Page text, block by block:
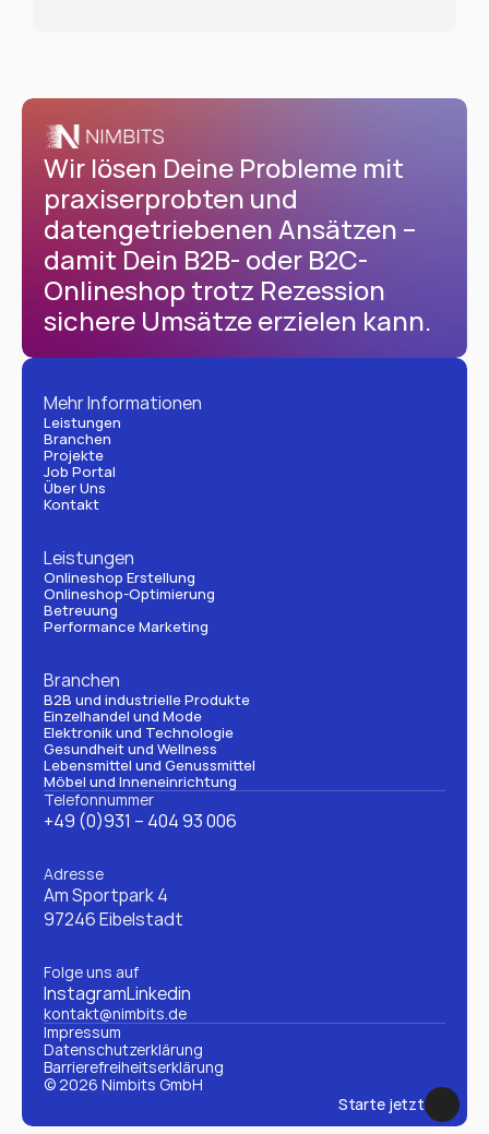
Starte jetzt
Wir lösen Deine Probleme mit
praxiserprobten und
datengetriebenen Ansätzen –
damit Dein B2B- oder B2C-
Onlineshop trotz Rezession
sichere Umsätze erzielen kann.
Mehr Informationen
Leistungen
Branchen
Projekte
Job Portal
Über Uns
Kontakt
Leistungen
Onlineshop Erstellung
Onlineshop-Optimierung
Betreuung
Performance Marketing
Branchen
B2B und industrielle Produkte
Einzelhandel und Mode
Elektronik und Technologie
Gesundheit und Wellness
Lebensmittel und Genussmittel
Möbel und Inneneinrichtung
kontakt@nimbits.de
Telefonnummer
+49 (0)931 – 404 93 006
Adresse
Am Sportpark 4
97246 Eibelstadt
Folge uns auf
InstagramLinkedin
Impressum
Datenschutzerklärung
Barrierefreiheitserklärung
© 2026 Nimbits GmbH